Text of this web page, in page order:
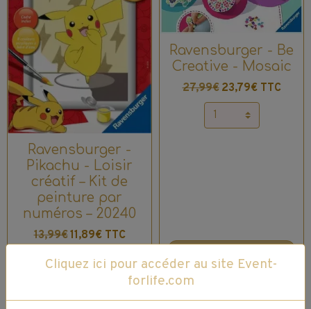
Ravensburger -
Pikachu - Loisir
créatif – Kit de
peinture par
numéros – 20240
13,99€11,89€ TTC
Indisponible
Ravensburger - Be
Creative - Mosaic
27,99€ 23,79€ TTC
Cliquez ici pour accéder au site Event-
forlife.com